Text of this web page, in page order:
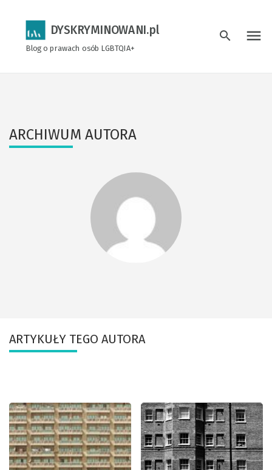
DYSKRYMINOWANI.pl
Blog o prawach osób LGBTQIA+
search menu
ARCHIWUM AUTORA
ARTYKUŁY TEGO AUTORA